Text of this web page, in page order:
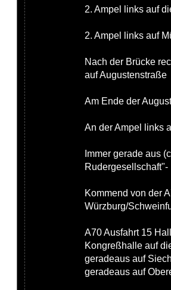
2. Ampel links auf
2. Ampel links auf
Nach der Brücke
auf Augustenstraße
Am Ende der
An der Ampel links
Immer gerade aus
Kommend von der
Würzburg/
A70 Ausfahrt 15
Kongreßhalle auf
geradeaus auf
geradeaus auf